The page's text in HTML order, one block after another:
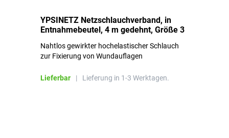
YPSINETZ Netzschlauchverband, in
Entnahmebeutel, 4 m gedehnt, Größe 3
Nahtlos gewirkter hochelastischer Schlauch
zur Fixierung von Wundauflagen
Lieferbar | Lieferung in 1-3 Werktagen.